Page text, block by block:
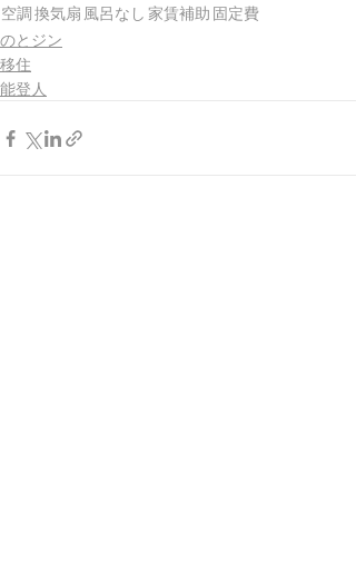
空調換気扇 風呂なし 家賃補助 固定費
のとジン
移住
能登人